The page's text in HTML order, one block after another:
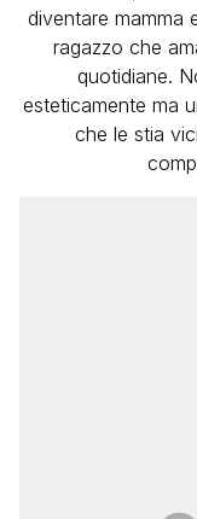
diventare mamma
ragazzo che
quotidiane.
esteticamente ma
che le stia